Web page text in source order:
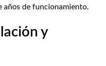
años de funcionamiento.
y